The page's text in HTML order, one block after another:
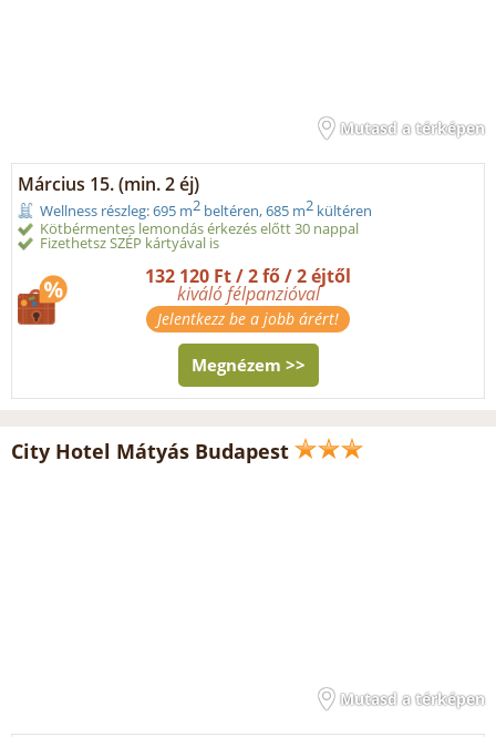
Mutasd a térképen
Március 15. (min. 2 éj)
Wellness részleg: 695 m2 beltéren, 685 m2 kültéren
Kötbérmentes lemondás érkezés előtt 30 nappal
Fizethetsz SZÉP kártyával is
132 120 Ft / 2 fő / 2 éjtől
kiváló félpanzióval
Jelentkezz be a jobb árért!
Megnézem >>
City Hotel Mátyás Budapest
Mutasd a térképen